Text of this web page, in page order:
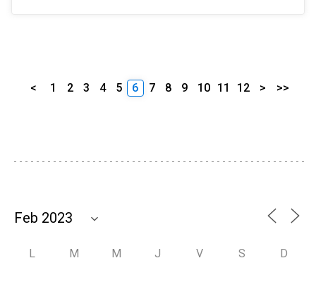
< 1 2 3 4 5 6 7 8 9 10 11 12 > >>
L M M J V S D